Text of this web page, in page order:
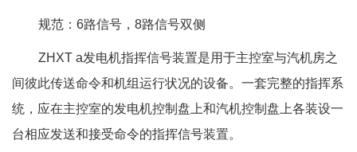
规范：6路信号，8路信号双侧
ZHXT a发电机指挥信号装置是用于主控室与汽机房之
间彼此传送命令和机组运行状况的设备。一套完整的指挥系
统，应在主控室的发电机控制盘上和汽机控制盘上各装设一
台相应发送和接受命令的指挥信号装置。